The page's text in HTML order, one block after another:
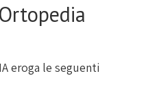
eroga le seguenti